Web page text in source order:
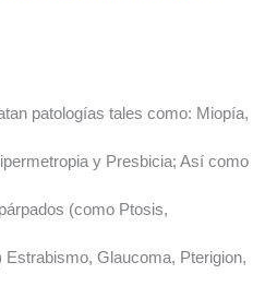
patologías tales como: Miopía,
y Presbicia; Así como
(como Ptosis,
Glaucoma, Pterigion,